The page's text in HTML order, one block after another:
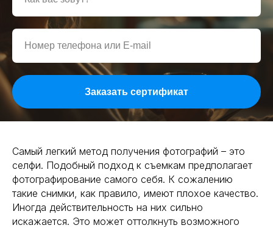
Заказать сертификат
Самый легкий метод получения фотографий – это
селфи. Подобный подход к съемкам предполагает
фотографирование самого себя. К сожалению
такие снимки, как правило, имеют плохое качество.
Иногда действительность на них сильно
искажается. Это может оттолкнуть возможного
БЛОГ
Аренда студии
Нейровидео
Съемка конференций
Предметная съемка
fotoagent@list.ru
+7 915 347-93-19
+7 495 500-96-73